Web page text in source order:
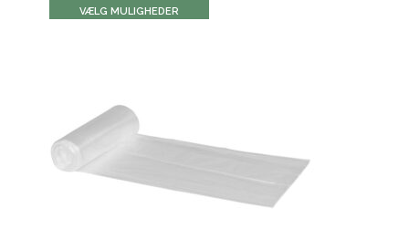
VÆLG MULIGHEDER